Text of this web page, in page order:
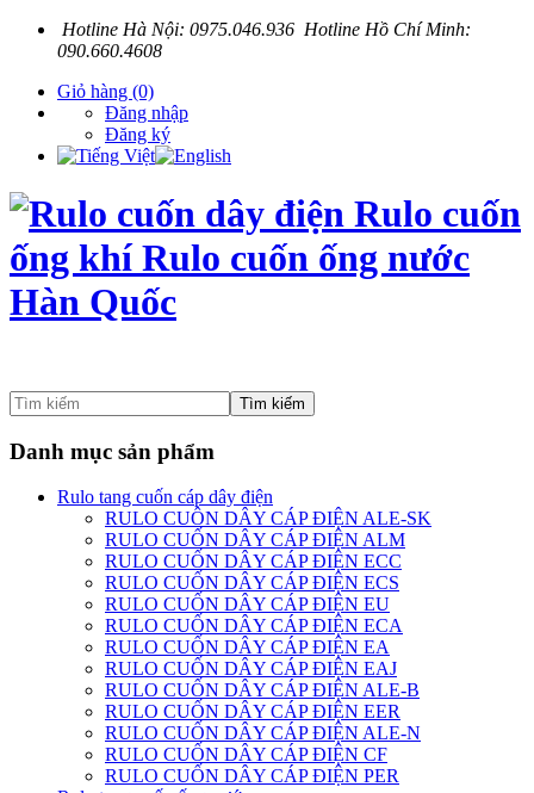
Hotline Hà Nội: 0975.046.936 Hotline Hồ Chí Minh:
090.660.4608
Giỏ hàng (0)
Đăng nhập
Đăng ký
Tìm kiếm
Danh mục sản phẩm
Rulo tang cuốn cáp dây điện
RULO CUÔN DÂY CÁP ĐIỆN ALE-SK
RULO CUỐN DÂY CÁP ĐIỆN ALM
RULO CUỐN DÂY CÁP ĐIỆN ECC
RULO CUỐN DÂY CÁP ĐIỆN ECS
RULO CUỐN DÂY CÁP ĐIỆN EU
RULO CUỐN DÂY CÁP ĐIỆN ECA
RULO CUỐN DÂY CÁP ĐIỆN EA
RULO CUỐN DÂY CÁP ĐIỆN EAJ
RULO CUỐN DÂY CÁP ĐIỆN ALE-B
RULO CUỐN DÂY CÁP ĐIỆN EER
RULO CUỐN DÂY CÁP ĐIỆN ALE-N
RULO CUỐN DÂY CÁP ĐIỆN CF
RULO CUỐN DÂY CÁP ĐIỆN PER